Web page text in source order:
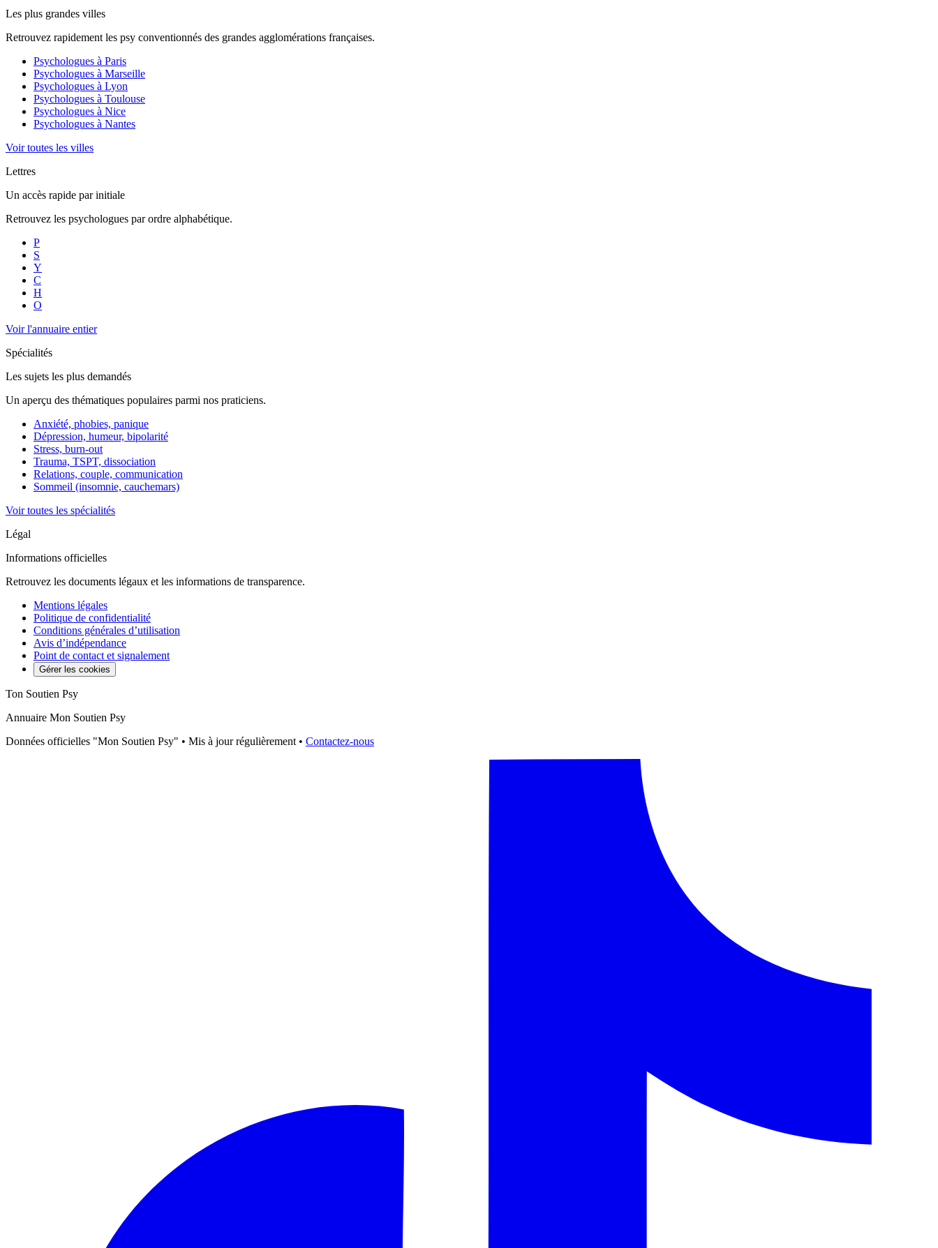
Les plus grandes villes
Retrouvez rapidement les psy conventionnés des grandes agglomérations françaises.
Psychologues à Paris
Psychologues à Marseille
Psychologues à Lyon
Psychologues à Toulouse
Psychologues à Nice
Psychologues à Nantes
Voir toutes les villes
Lettres
Un accès rapide par initiale
Retrouvez les psychologues par ordre alphabétique.
P
S
Y
C
H
O
Voir l'annuaire entier
Spécialités
Les sujets les plus demandés
Un aperçu des thématiques populaires parmi nos praticiens.
Anxiété, phobies, panique
Dépression, humeur, bipolarité
Stress, burn-out
Trauma, TSPT, dissociation
Relations, couple, communication
Sommeil (insomnie, cauchemars)
Voir toutes les spécialités
Légal
Informations officielles
Retrouvez les documents légaux et les informations de transparence.
Mentions légales
Politique de confidentialité
Conditions générales d’utilisation
Avis d’indépendance
Point de contact et signalement
Gérer les cookies
Ton Soutien Psy
Annuaire Mon Soutien Psy
Données officielles "Mon Soutien Psy" • Mis à jour régulièrement • Contactez-nous